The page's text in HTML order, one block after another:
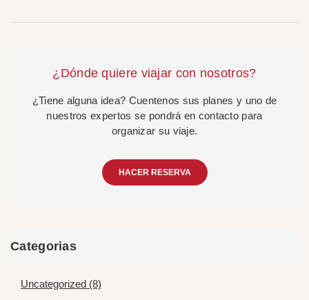
¿Dónde quiere viajar con nosotros?
¿Tiene alguna idea? Cuentenos sus planes y uno de
nuestros expertos se pondrá en contacto para
organizar su viaje.
HACER RESERVA
Categorias
Uncategorized (8)